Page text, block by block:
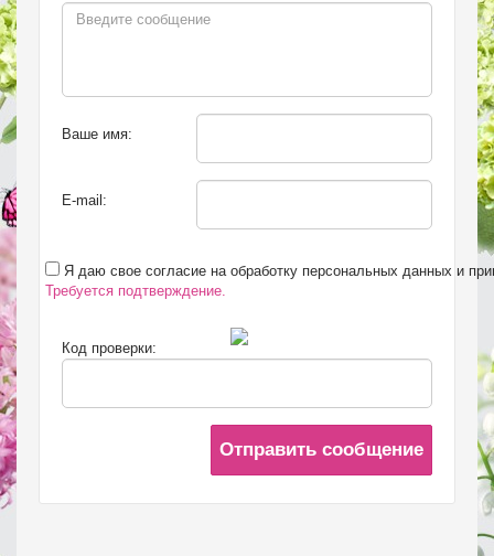
Ваше имя:
E-mail:
Я даю свое согласие на обработку персональных данных и
Требуется подтверждение.
Код проверки:
Отправить сообщение